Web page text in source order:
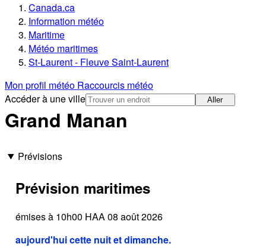
Canada.ca
Information météo
Maritime
Météo maritimes
St-Laurent - Fleuve Saint-Laurent
Mon profil météo Raccourcis météo
Accéder à une ville
Aller
Grand Manan
Prévisions
Prévision maritimes
émises à 10h00 HAA 08 août 2026
aujourd'hui cette nuit et dimanche.